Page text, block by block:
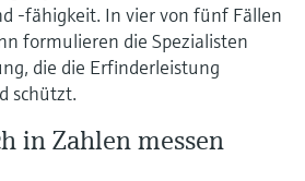
-fähigkeit. In vier von fünf Fällen
formulieren die Spezialisten
die die Erfinderleistung
schützt.
in Zahlen messen